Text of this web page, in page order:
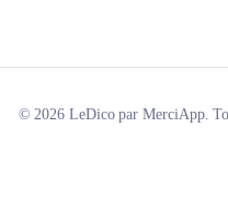
© 2026 LeDico par MerciApp.